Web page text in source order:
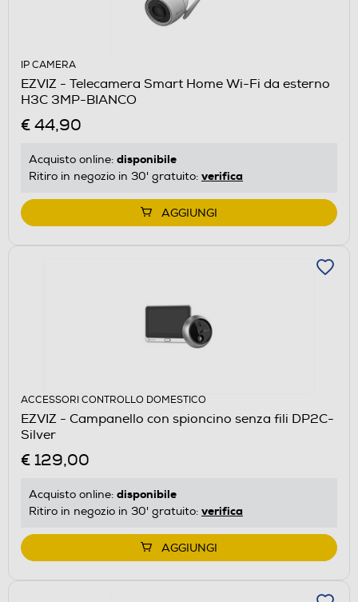
IP CAMERA
EZVIZ - Telecamera Smart Home Wi-Fi da esterno
H3C 3MP-BIANCO
€ 44,90
Acquisto online: disponibile
Ritiro in negozio in 30' gratuito: verifica
AGGIUNGI
ACCESSORI CONTROLLO DOMESTICO
EZVIZ - Campanello con spioncino senza fili DP2C-
Silver
€ 129,00
Acquisto online: disponibile
Ritiro in negozio in 30' gratuito: verifica
AGGIUNGI